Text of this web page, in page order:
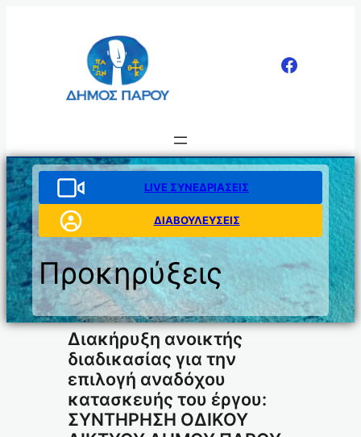
LIVE ΣΥΝΕΔΡΙΑΣΕΙΣ
ΔΙΑΒΟΥΛΕΥΣΕΙΣ
Προκηρύξεις
Διακήρυξη ανοικτής
διαδικασίας για την
επιλογή αναδόχου
κατασκευής του έργου:
ΣΥΝΤΗΡΗΣΗ ΟΔΙΚΟΥ